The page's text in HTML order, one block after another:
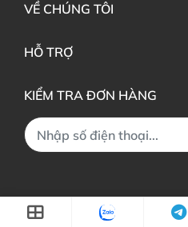
VỀ CHÚNG TÔI
HỖ TRỢ
KIỂM TRA ĐƠN HÀNG